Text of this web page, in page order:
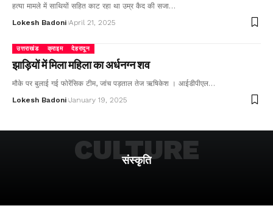
हत्या मामले में साथियों सहित काट रहा था उम्र कैद की सजा…
Lokesh Badoni April 21, 2025
उत्तराखंड क्राइम देहरादून
झाड़ियों में मिला महिला का अर्धनग्न शव
मौके पर बुलाई गई फोरेंसिक टीम, जांच पड़ताल तेज ऋषिकेश । आईडीपीएल…
Lokesh Badoni January 19, 2025
संस्कृति
CULTURE